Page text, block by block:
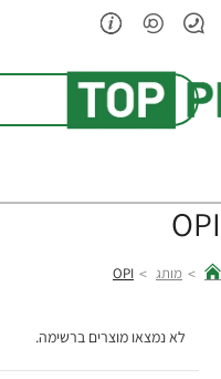
מחפש
OPI
מותג OPI
לא נמצאו מוצרים ברשימה.